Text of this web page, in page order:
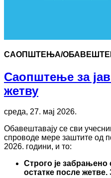
САОПШТЕЊА/
Саопштење за
жетву
среда, 27. мај 2026.
Обавештавају се сви
спроводе мере заштите од
2026. години, и то:
Строго је
остатке после